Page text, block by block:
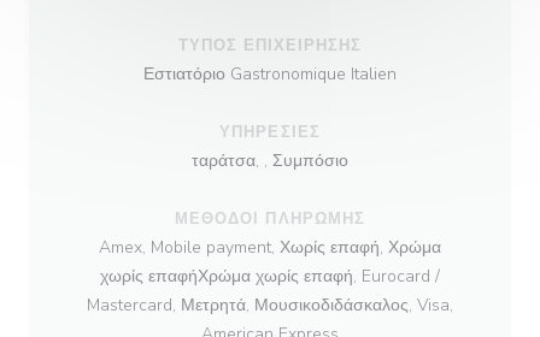
ΤΎΠΟΣ ΕΠΙΧΕΊΡΗΣΗΣ
Εστιατόριο Gastronomique Italien
ΥΠΗΡΕΣΊΕΣ
ταράτσα, , Συμπόσιο
ΜΈΘΟΔΟΙ ΠΛΗΡΩΜΉΣ
Amex, Mobile payment, Χωρίς επαφή, Χρώμα
χωρίς επαφήΧρώμα χωρίς επαφή, Eurocard /
Mastercard, Μετρητά, Μουσικοδιδάσκαλος, Visa,